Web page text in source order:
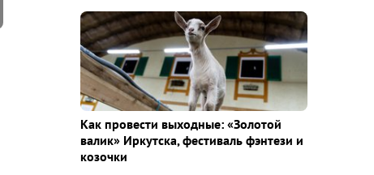
Как провести выходные: «Золотой
валик» Иркутска, фестиваль фэнтези и
козочки